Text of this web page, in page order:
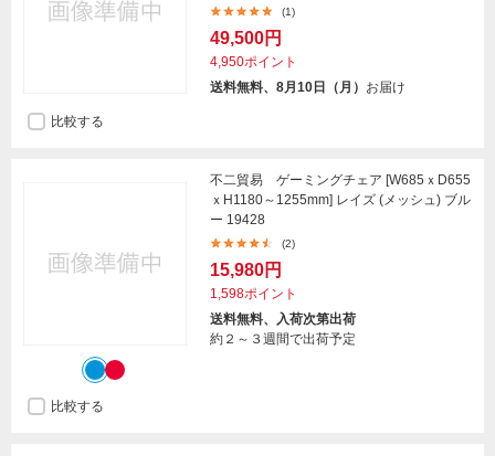
(1)
49,500円
4,950ポイント
送料無料、8月10日（月） お届け
比較する
不二貿易 ゲーミングチェア [W685ｘD655
ｘH1180～1255mm] レイズ (メッシュ) ブル
ー 19428
(2)
15,980円
1,598ポイント
送料無料、入荷次第出荷
約２～３週間で出荷予定
比較する